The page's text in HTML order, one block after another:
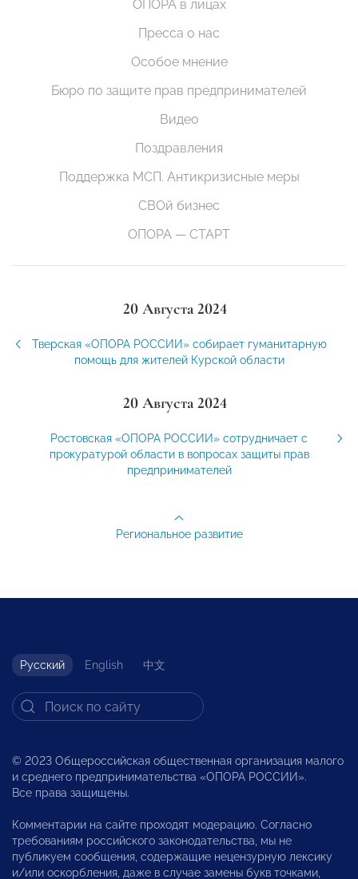
ОПОРА в лицах
Пресса о нас
Особое мнение
Бюро по защите прав предпринимателей
Видео
Поздравления
Поддержка МСП. Антикризисные меры
СВОй бизнес
ОПОРА — СТАРТ
20 Августа 2024
Тверская «ОПОРА РОССИИ» собирает гуманитарную
помощь для жителей Курской области
20 Августа 2024
Ростовская «ОПОРА РОССИИ» сотрудничает с
прокуратурой области в вопросах защиты прав
предпринимателей
Региональное развитие
Русский English 中文
© 2023 Общероссийская общественная организация малого
и среднего предпринимательства «ОПОРА РОССИИ».
Все права защищены.
Комментарии на сайте проходят модерацию. Согласно
требованиям российского законодательства, мы не
публикуем сообщения, содержащие нецензурную лексику
и/или оскорбления, даже в случае замены букв точками,